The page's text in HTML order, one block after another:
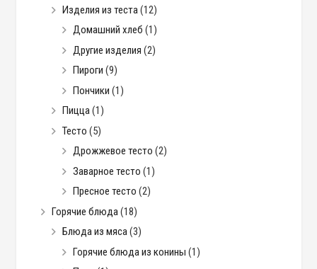
Изделия из теста(12)
Домашний хлеб (1)
Другие изделия (2)
Пироги (9)
Пончики (1)
Пицца(1)
Тесто (5)
Дрожжевое тесто (2)
Заварное тесто (1)
Пресное тесто (2)
Горячие блюда(18)
Блюда из мяса(3)
Горячие блюда из конины (1)